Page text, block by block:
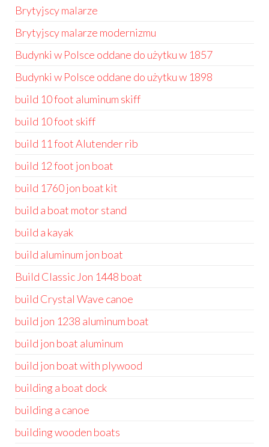
Brytyjscy malarze
Brytyjscy malarze modernizmu
Budynki w Polsce oddane do użytku w 1857
Budynki w Polsce oddane do użytku w 1898
build 10 foot aluminum skiff
build 10 foot skiff
build 11 foot Alutender rib
build 12 foot jon boat
build 1760 jon boat kit
build a boat motor stand
build a kayak
build aluminum jon boat
Build Classic Jon 1448 boat
build Crystal Wave canoe
build jon 1238 aluminum boat
build jon boat aluminum
build jon boat with plywood
building a boat dock
building a canoe
building wooden boats